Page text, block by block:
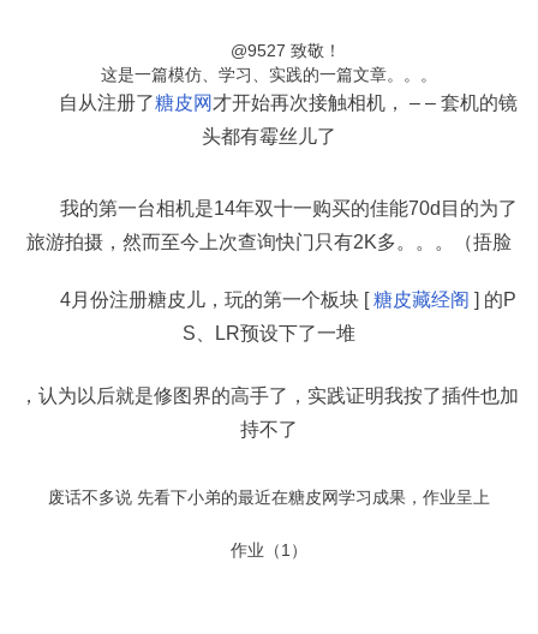
@9527 致敬！
这是一篇模仿、学习、实践的一篇文章。。。
自从注册了糖皮网 才开始再次接触相机， – – 套机的镜
头都有霉丝儿了
我的第一台相机是14年双十一购买的佳能70d目的为了
旅游拍摄，然而至今上次查询快门只有2K多。。。（捂脸
4月份注册糖皮儿，玩的第一个板块 [糖皮藏经阁 ] 的P
S、LR预设下了一堆
，认为以后就是修图界的高手了，实践证明我按了插件也加
持不了
废话不多说 先看下小弟的最近在糖皮网学习成果，作业呈上
作业（1）